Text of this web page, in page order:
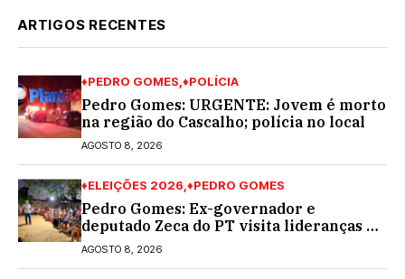
ARTIGOS RECENTES
♦PEDRO GOMES ♦POLÍCIA
Pedro Gomes: URGENTE: Jovem é morto
na região do Cascalho; polícia no local
AGOSTO 8, 2026
♦ELEIÇÕES 2026 ♦PEDRO GOMES
Pedro Gomes: Ex-governador e
deputado Zeca do PT visita lideranças do
partido na cidade; buscará a reeleição
AGOSTO 8, 2026